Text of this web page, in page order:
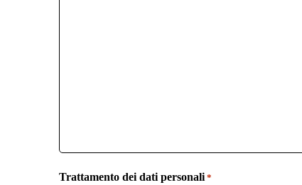
Trattamento dei dati personali *